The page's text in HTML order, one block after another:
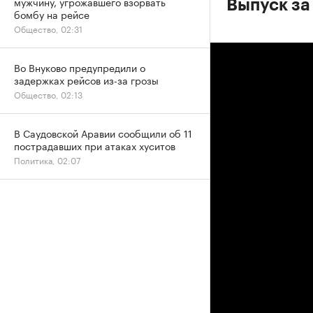
Выпуск
бомбу на рейсе
Общество, 02:31
Во Внуково предупредили о
задержках рейсов из-за грозы
Общество, 02:13
В Саудовской Аравии сообщили об 11
пострадавших при атаках хуситов
Политика, 02:07